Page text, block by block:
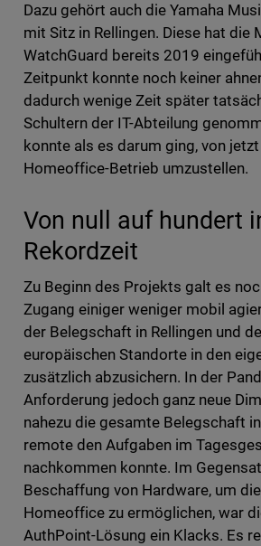
Dazu gehört auch die Yamaha
mit Sitz in Rellingen. Diese hat die
WatchGuard bereits 2019
Zeitpunkt konnte noch keiner
dadurch wenige Zeit später
Schultern der IT-Abteilung
konnte als es darum ging, von
Homeoffice-Betrieb umzustellen.
Von null auf hundert
Rekordzeit
Zu Beginn des Projekts galt es
Zugang einiger weniger mobil
der Belegschaft in Rellingen und
europäischen Standorte in den
zusätzlich abzusichern. In der
Anforderung jedoch ganz neue
nahezu die gesamte Belegschaft
remote den Aufgaben im
nachkommen konnte. Im
Beschaffung von Hardware, um
Homeoffice zu ermöglichen, war
AuthPoint-Lösung ein Klacks. Es